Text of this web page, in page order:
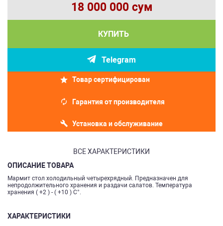
18 000 000 сум
КУПИТЬ
Telegram
Товар сертифицирован
Гарантия от производителя
Установка и обслуживание
ВСЕ ХАРАКТЕРИСТИКИ
ОПИСАНИЕ ТОВАРА
Мармит стол холодильный четырехрядный. Предназначен для
непродолжительного хранения и раздачи салатов. Температура
хранения ( +2 ) - ( +10 ) С°.
ХАРАКТЕРИСТИКИ